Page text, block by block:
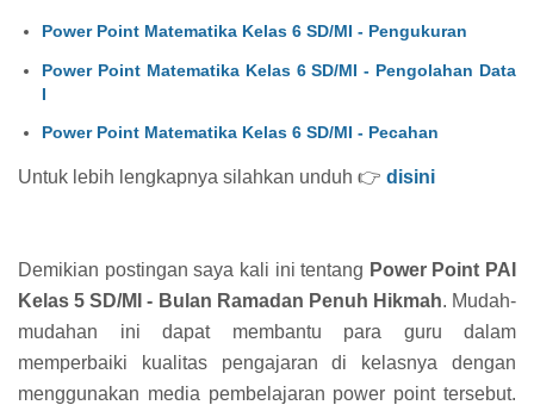
Power Point Matematika Kelas 6 SD/MI - Pengukuran
Power Point Matematika Kelas 6 SD/MI - Pengolahan Data
I
Power Point Matematika Kelas 6 SD/MI - Pecahan
Untuk lebih lengkapnya silahkan unduh 👉 disini
Demikian postingan saya kali ini tentang Power Point PAI
Kelas 5 SD/MI - Bulan Ramadan Penuh Hikmah. Mudah-
mudahan ini dapat membantu para guru dalam
memperbaiki kualitas pengajaran di kelasnya dengan
menggunakan media pembelajaran power point tersebut.